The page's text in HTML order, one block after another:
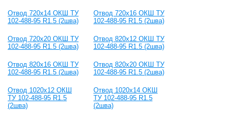
Отвод 720х14 ОКШ ТУ
102-488-95 R1.5 (2шва)
Отвод 720х16 ОКШ ТУ
102-488-95 R1.5 (2шва)
Отвод 720х20 ОКШ ТУ
102-488-95 R1.5 (2шва)
Отвод 820х12 ОКШ ТУ
102-488-95 R1.5 (2шва)
Отвод 820х16 ОКШ ТУ
102-488-95 R1.5 (2шва)
Отвод 820х20 ОКШ ТУ
102-488-95 R1.5 (2шва)
Отвод 1020x12 ОКШ
ТУ 102-488-95 R1.5
(2шва)
Отвод 1020x14 ОКШ
ТУ 102-488-95 R1.5
(2шва)